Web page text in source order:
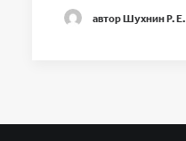
автор Шухнин Р. Е.